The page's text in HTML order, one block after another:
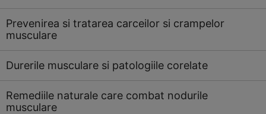
Prevenirea si tratarea carceilor si crampelor
musculare
Durerile musculare si patologiile corelate
Remediile naturale care combat nodurile
musculare